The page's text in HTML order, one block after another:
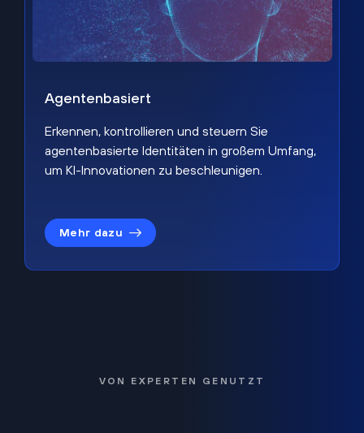
Agentenbasiert
Erkennen, kontrollieren und steuern Sie
agentenbasierte Identitäten in großem Umfang,
um KI-Innovationen zu beschleunigen.
Mehr dazu
VON EXPERTEN GENUTZT